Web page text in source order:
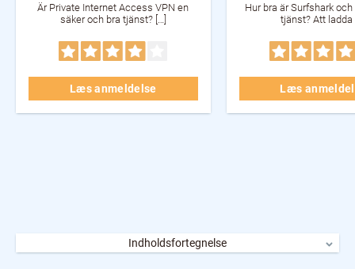
Är Private Internet Access VPN en
säker och bra tjänst? […]
Læs anmeldelse
Hur bra är Surfshark
tjänst? Att ladda
Læs
Indholdsfortegnelse